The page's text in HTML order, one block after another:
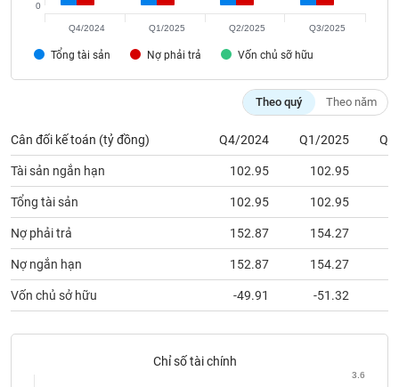
Tổng tài sản Nợ phải trả Vốn chủ sỡ hữu
0
Q4/2024 Q1/2025 Q2/2025 Q3/2025
Theo quý Theo năm
Cân đối kế toán (tỷ đồng) Q4/2024 Q1/2025
Tài sản ngắn hạn 102.95 102.95
Tổng tài sản 102.95 102.95
Nợ phải trả 152.87 154.27
Nợ ngắn hạn 152.87 154.27
Vốn chủ sở hữu -49.91 -51.32
Chỉ số tài chính
3.6
tạo
Sách
tài
chính
đầu